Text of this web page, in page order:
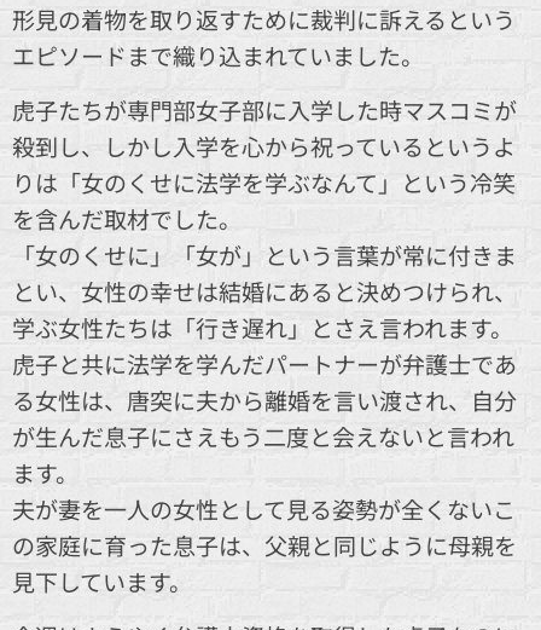
形見の着物を取り返すために裁判に訴えるという
エピソードまで織り込まれていました。
虎子たちが専門部女子部に入学した時マスコミが
殺到し、しかし入学を心から祝っているというよ
りは「女のくせに法学を学ぶなんて」という冷笑
を含んだ取材でした。
「女のくせに」「女が」という言葉が常に付きま
とい、女性の幸せは結婚にあると決めつけられ、
学ぶ女性たちは「行き遅れ」とさえ言われます。
虎子と共に法学を学んだパートナーが弁護士であ
る女性は、唐突に夫から離婚を言い渡され、自分
が生んだ息子にさえもう二度と会えないと言われ
ます。
夫が妻を一人の女性として見る姿勢が全くないこ
の家庭に育った息子は、父親と同じように母親を
見下しています。